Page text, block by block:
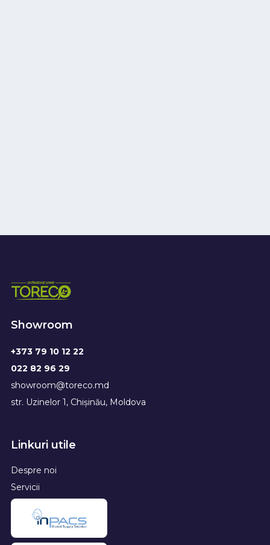
Showroom
+373 79 10 12 22
022 82 96 29
showroom@toreco.md
str. Uzinelor 1, Chișinău, Moldova
Linkuri utile
Despre noi
Servicii